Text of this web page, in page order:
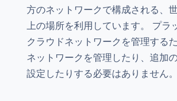
方のネットワークで構成される、
上の場所を利用しています。 プラ
クラウドネットワークを管理する
ネットワークを管理したり、追加
設定したりする必要はありません。